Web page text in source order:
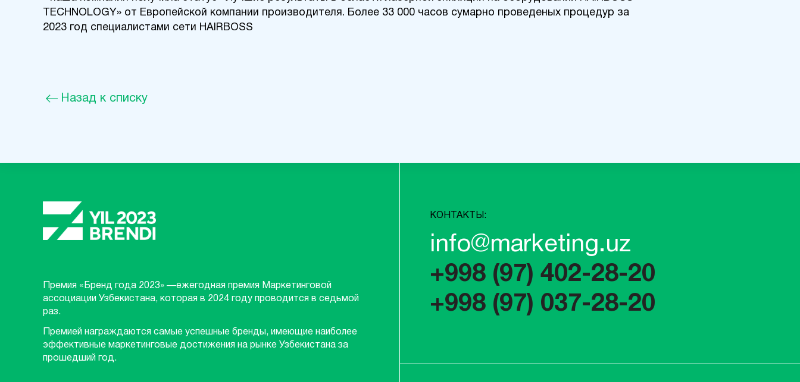
TECHNOLOGY» от Европейской компании производителя. Более 33 000 часов сумарно проведеных процедур за
2023 год специалистами сети HAIRBOSS
Назад к списку
Премия «Бренд года 2023» —ежегодная премия Маркетинговой
ассоциации Узбекистана, которая в 2024 году проводится в седьмой
раз.
Премией награждаются самые успешные бренды, имеющие наиболее
эффективные маркетинговые достижения на рынке Узбекистана за
прошедший год.
КОНТАКТЫ:
info@marketing.uz
+998 (97) 402-28-20
+998 (97) 037-28-20